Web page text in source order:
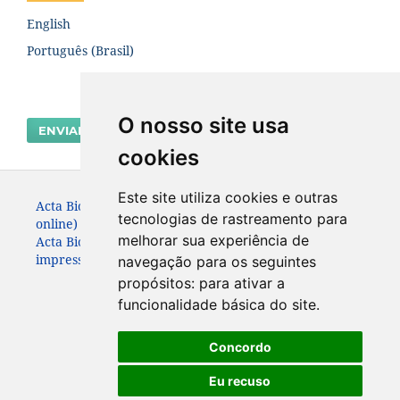
O nosso site usa
cookies
Este site utiliza cookies e outras
tecnologias de rastreamento para
melhorar sua experiência de
navegação para os seguintes
propósitos: para ativar a
funcionalidade básica do site.
Concordo
Eu recuso
English
Português (Brasil)
ENVIAR SUBMISSÃO
Acta Biológica Paranaense. ISSN: 2236-1472 (versão
online)
Acta Biológica Paranaense. ISSN: 0301-2123 (versão
impressa) (Apenas até 2010)